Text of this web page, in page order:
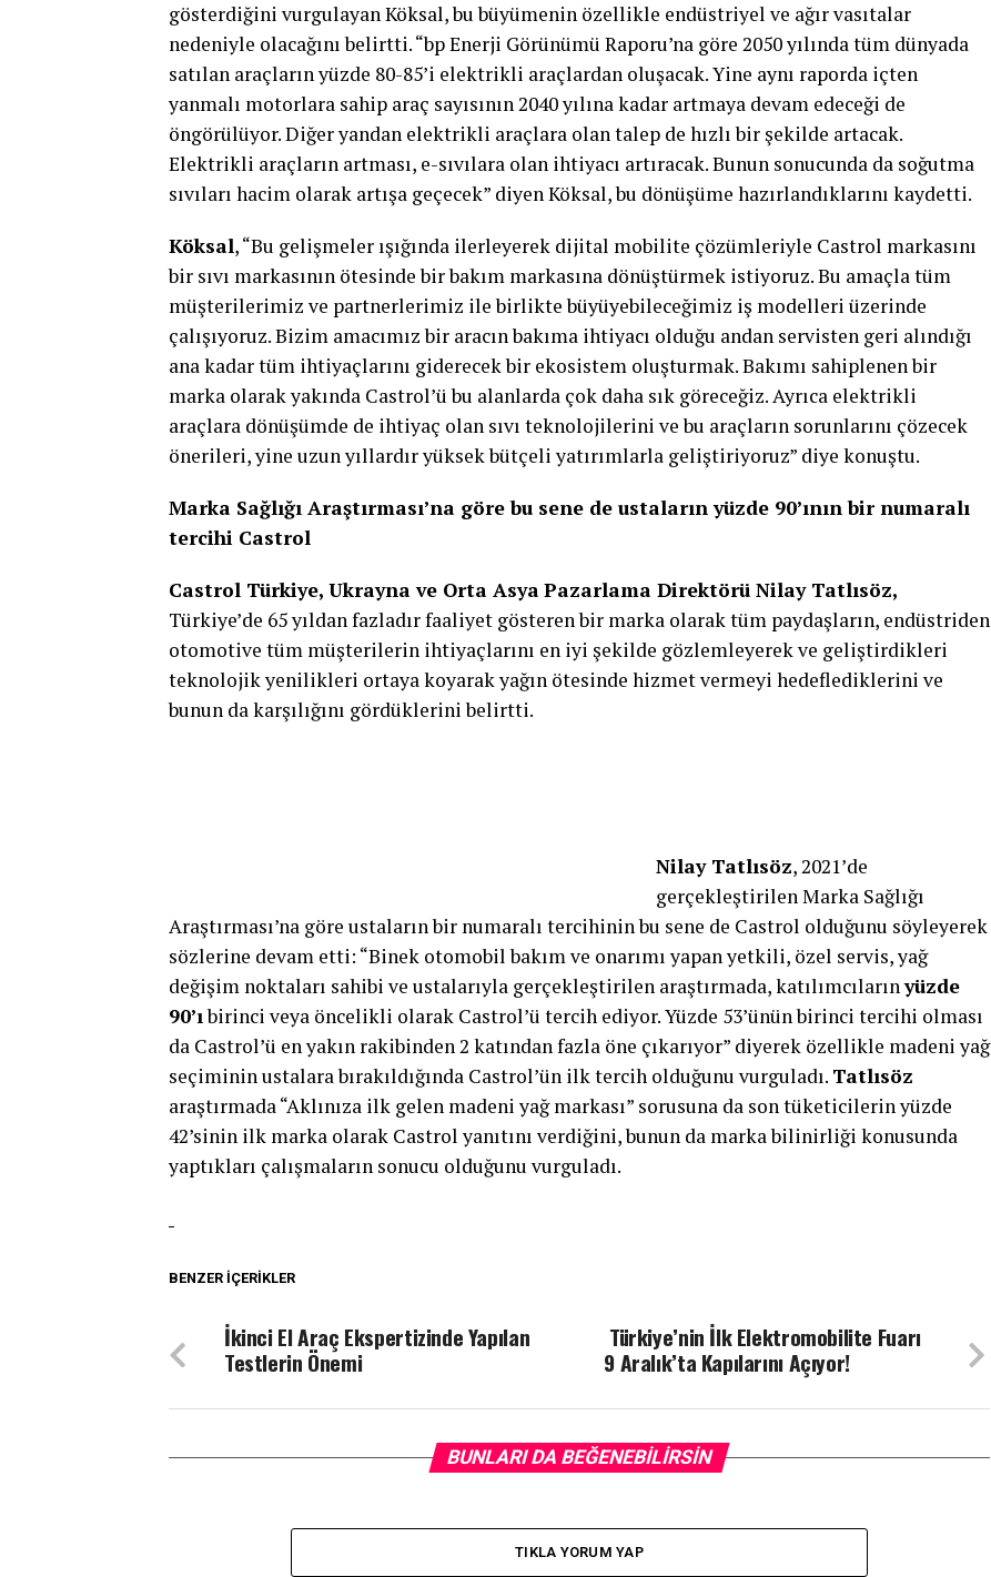
gösterdiğini vurgulayan Köksal, bu büyümenin özellikle endüstriyel ve ağır vasıtalar
nedeniyle olacağını belirtti. “bp Enerji Görünümü Raporu’na göre 2050 yılında tüm dünyada
satılan araçların yüzde 80-85’i elektrikli araçlardan oluşacak. Yine aynı raporda içten
yanmalı motorlara sahip araç sayısının 2040 yılına kadar artmaya devam edeceği de
öngörülüyor. Diğer yandan elektrikli araçlara olan talep de hızlı bir şekilde artacak.
Elektrikli araçların artması, e-sıvılara olan ihtiyacı artıracak. Bunun sonucunda da soğutma
sıvıları hacim olarak artışa geçecek” diyen Köksal, bu dönüşüme hazırlandıklarını kaydetti.
Köksal, “Bu gelişmeler ışığında ilerleyerek dijital mobilite çözümleriyle Castrol markasını
bir sıvı markasının ötesinde bir bakım markasına dönüştürmek istiyoruz. Bu amaçla tüm
müşterilerimiz ve partnerlerimiz ile birlikte büyüyebileceğimiz iş modelleri üzerinde
çalışıyoruz. Bizim amacımız bir aracın bakıma ihtiyacı olduğu andan servisten geri alındığı
ana kadar tüm ihtiyaçlarını giderecek bir ekosistem oluşturmak. Bakımı sahiplenen bir
marka olarak yakında Castrol’ü bu alanlarda çok daha sık göreceğiz. Ayrıca elektrikli
araçlara dönüşümde de ihtiyaç olan sıvı teknolojilerini ve bu araçların sorunlarını çözecek
önerileri, yine uzun yıllardır yüksek bütçeli yatırımlarla geliştiriyoruz” diye konuştu.
Marka Sağlığı Araştırması’na göre bu sene de ustaların yüzde 90’ının bir numaralı
tercihi Castrol
Castrol Türkiye, Ukrayna ve Orta AsyaPazarlama Direktörü Nilay Tatlısöz,
Türkiye’de 65 yıldan fazladır faaliyet gösteren bir marka olarak tüm paydaşların, endüstriden
otomotive tüm müşterilerin ihtiyaçlarını en iyi şekilde gözlemleyerek ve geliştirdikleri
teknolojik yenilikleri ortaya koyarak yağın ötesinde hizmet vermeyi hedeflediklerini ve
bunun da karşılığını gördüklerini belirtti.
Nilay Tatlısöz, 2021’de
gerçekleştirilen Marka Sağlığı
Araştırması’na göre ustaların bir numaralı tercihinin bu sene de Castrol olduğunu söyleyerek
sözlerine devam etti: “Binek otomobil bakım ve onarımı yapan yetkili, özel servis, yağ
değişim noktaları sahibi ve ustalarıyla gerçekleştirilen araştırmada, katılımcılarınyüzde
90’ıbirinci veya öncelikli olarak Castrol’ü tercih ediyor. Yüzde 53’ünün birinci tercihi olması
da Castrol’ü en yakın rakibinden 2 katından fazla öne çıkarıyor” diyerek özellikle madeni yağ
seçiminin ustalara bırakıldığında Castrol’ün ilk tercih olduğunu vurguladı. Tatlısöz
araştırmada “Aklınıza ilk gelen madeni yağ markası” sorusuna da son tüketicilerin yüzde
42’sinin ilk marka olarak Castrol yanıtını verdiğini, bunun da marka bilinirliği konusunda
yaptıkları çalışmaların sonucu olduğunu vurguladı.
BENZER İÇERIKLER
Türkiye’nin İlk Elektromobilite Fuarı
9 Aralık’ta Kapılarını Açıyor!
İkinci El Araç Ekspertizinde Yapılan
Testlerin Önemi
BUNLARI DA BEĞENEBILIRSIN
TIKLA YORUM YAP